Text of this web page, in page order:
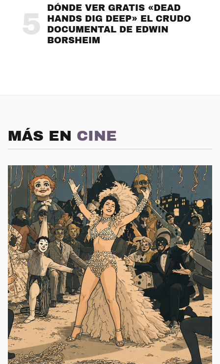
5
DÓNDE VER GRATIS «DEAD
HANDS DIG DEEP» EL CRUDO
DOCUMENTAL DE EDWIN
BORSHEIM
MÁS EN CINE